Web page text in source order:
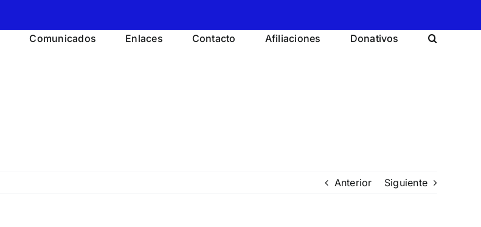
Comunicados Enlaces Contacto Afiliaciones Donativos
Anterior Siguiente